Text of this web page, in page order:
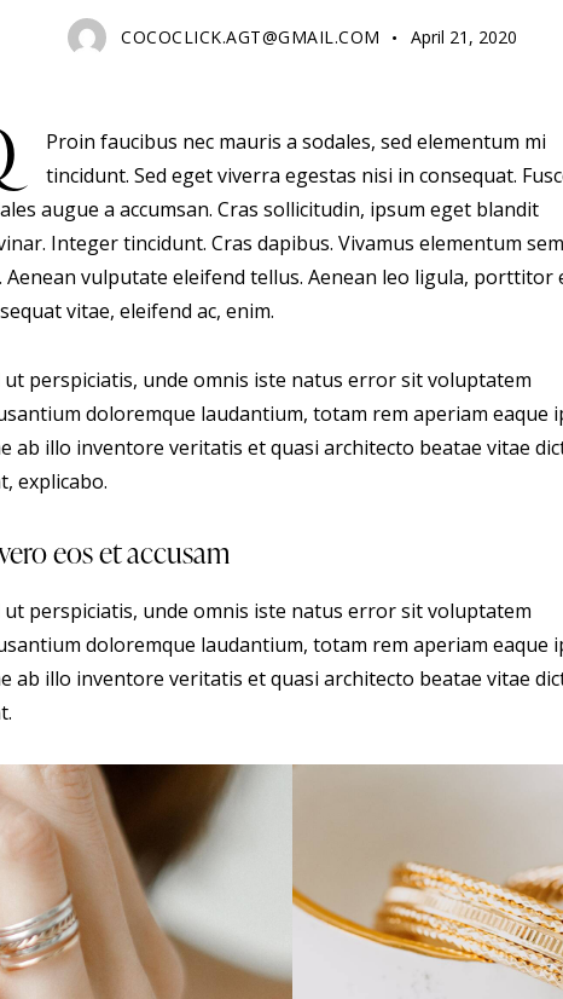
COCOCLICK.AGT@GMAIL.COM April 21, 2020
Proin faucibus nec mauris a sodales, sed elementum mi
tincidunt. Sed eget viverra egestas nisi in consequat.
augue a accumsan. Cras sollicitudin, ipsum eget blandit
Integer tincidunt. Cras dapibus. Vivamus elementum
Aenean vulputate eleifend tellus. Aenean leo ligula, porttitor
vitae, eleifend ac, enim.
ut perspiciatis, unde omnis iste natus error sit voluptatem
doloremque laudantium, totam rem aperiam eaque
ab illo inventore veritatis et quasi architecto beatae vitae
explicabo.
eos et accusam
ut perspiciatis, unde omnis iste natus error sit voluptatem
doloremque laudantium, totam rem aperiam eaque
ab illo inventore veritatis et quasi architecto beatae vitae